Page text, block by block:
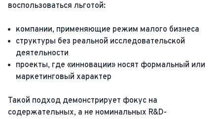
воспользоваться льготой:
компании, применяющие режим малого бизнеса
структуры без реальной исследовательской
деятельности
проекты, где «инновации» носят формальный или
маркетинговый характер
Такой подход демонстрирует фокус на
содержательных, а не номинальных R&D-